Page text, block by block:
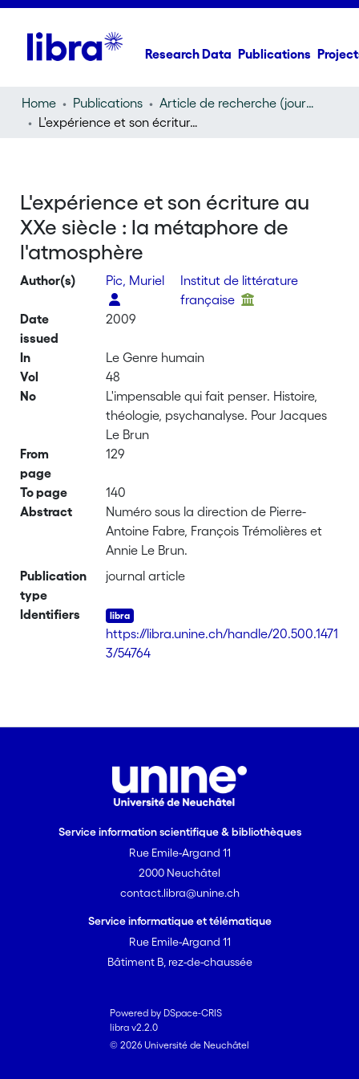
Research Data Publications
Home Publications
Article de recherche (journal article)
L'expérience et son écriture au XXe siècle : la métaphore de l'atmosphère
L'expérience et son écriture au
XXe siècle : la métaphore de
l'atmosphère
Author(s) Pic, Muriel
Institut de littérature
française
Date
issued
2009
In
Le Genre humain
Vol
48
No
L'impensable qui fait penser. Histoire,
théologie, psychanalyse. Pour Jacques
Le Brun
From
page
129
To page
140
Abstract
Numéro sous la direction de Pierre-
Antoine Fabre, François Trémolières et
Annie Le Brun.
Publication
type
journal article
Identifiers
https://libra.unine.ch/handle/20.500.1471
3/54764
Service information scientifique & bibliothèques
Rue Emile-Argand 11
2000 Neuchâtel
contact.libra@unine.ch
Service informatique et télématique
Rue Emile-Argand 11
Bâtiment B, rez-de-chaussée
Powered by DSpace-CRIS
libra v2.2.0
© 2026 Université de Neuchâtel